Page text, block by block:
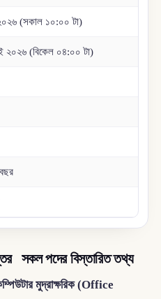
(সকাল ১০:০০ টা)
২০২৬ (বিকেল ০৪:০০ টা)
সকল পদের বিস্তারিত তথ্য
মুদ্রাক্ষরিক (Office